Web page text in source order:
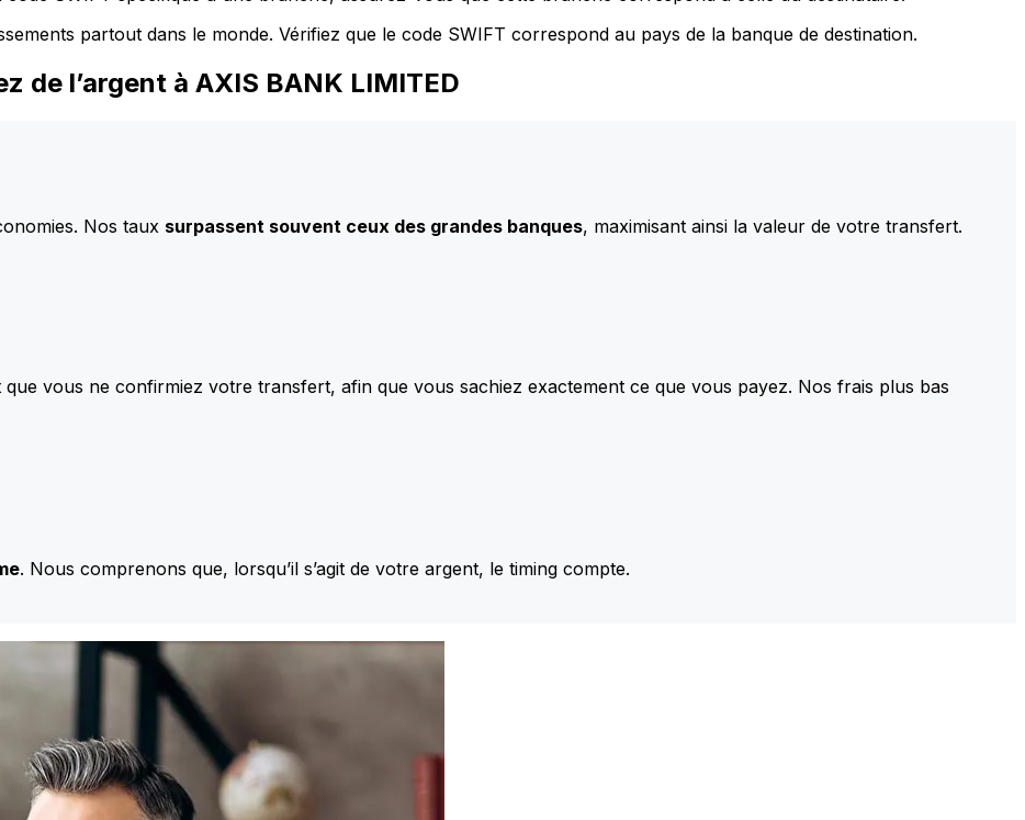
partout dans le monde. Vérifiez que le code SWIFT correspond au pays de la banque de destination.
de l’argent à AXIS BANK LIMITED
Nos taux surpassent souvent ceux des grandes banques, maximisant ainsi la valeur de votre transfert.
que vous ne confirmiez votre transfert, afin que vous sachiez exactement ce que vous payez. Nos frais plus bas
. Nous comprenons que, lorsqu’il s’agit de votre argent, le timing compte.